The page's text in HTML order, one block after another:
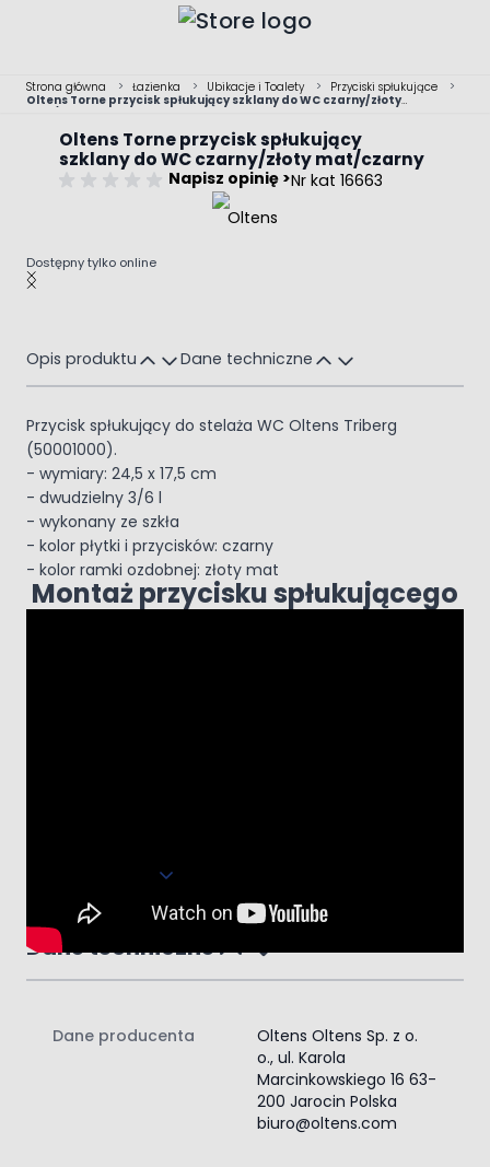
Strona główna > Łazienka > Ubikacje i Toalety > Przyciski spłukujące
>
Oltens Torne przycisk spłukujący szklany do WC czarny/złoty
Oltens Torne przycisk spłukujący
szklany do WC czarny/złoty mat/czarny
Napisz opinię >Nr kat 16663
Dostępny tylko online
Main image
Click to view image in fullscreen
Opis produktu Dane techniczne
Przycisk spłukujący do stelaża WC Oltens Triberg
(50001000).
- wymiary: 24,5 x 17,5 cm
- dwudzielny 3/6 l
- wykonany ze szkła
- kolor płytki i przycisków: czarny
- kolor ramki ozdobnej: złoty mat
Montaż przycisku spłukującego
Dane techniczne
Dane producenta
Oltens Oltens Sp. z o.
o., ul. Karola
Marcinkowskiego 16 63-
200 Jarocin Polska
biuro@oltens.com